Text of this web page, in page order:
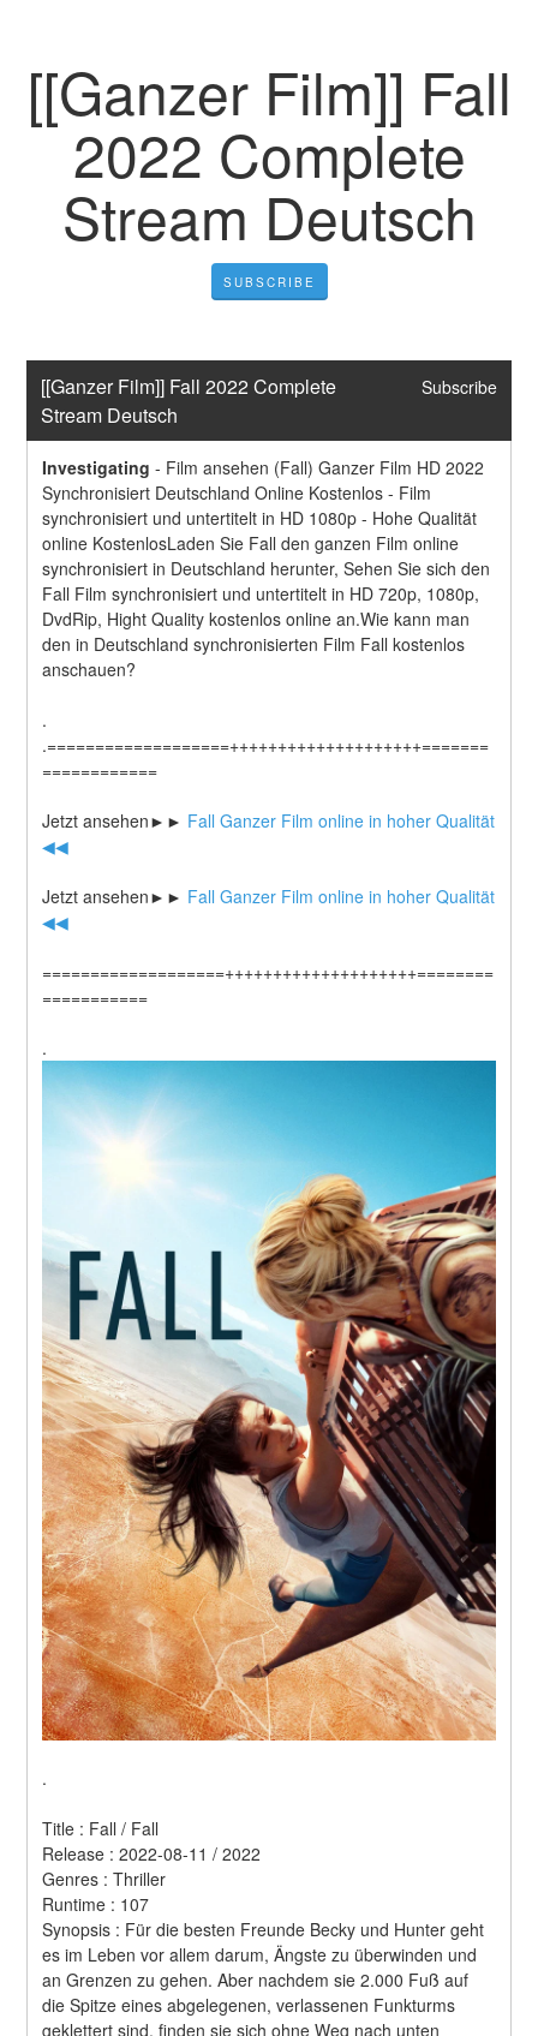
[[Ganzer Film]] Fall
2022 Complete
Stream Deutsch
SUBSCRIBE
[[Ganzer Film]] Fall 2022 Complete
Stream Deutsch
Subscribe
Investigating - Film ansehen (Fall) Ganzer Film HD 2022
Synchronisiert Deutschland Online Kostenlos - Film
synchronisiert und untertitelt in HD 1080p - Hohe Qualität
online KostenlosLaden Sie Fall den ganzen Film online
synchronisiert in Deutschland herunter, Sehen Sie sich den
Fall Film synchronisiert und untertitelt in HD 720p, 1080p,
DvdRip, Hight Quality kostenlos online an.Wie kann man
den in Deutschland synchronisierten Film Fall kostenlos
anschauen?
.
.===================++++++++++++++++++++=======
============
Jetzt ansehen►► Fall Ganzer Film online in hoher Qualität
◀◀
Jetzt ansehen►► Fall Ganzer Film online in hoher Qualität
◀◀
===================++++++++++++++++++++========
===========
.
.
Title : Fall / Fall
Release : 2022-08-11 / 2022
Genres : Thriller
Runtime : 107
Synopsis : Für die besten Freunde Becky und Hunter geht
es im Leben vor allem darum, Ängste zu überwinden und
an Grenzen zu gehen. Aber nachdem sie 2.000 Fuß auf
die Spitze eines abgelegenen, verlassenen Funkturms
geklettert sind, finden sie sich ohne Weg nach unten